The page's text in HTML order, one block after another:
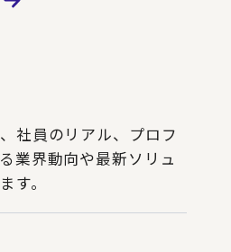
社員のリアル、プロフ
業界動向や最新ソリュ
す。